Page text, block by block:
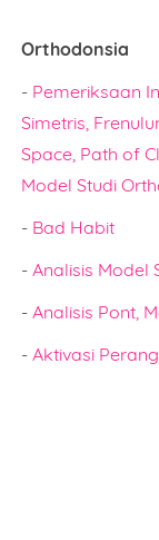
Orthodonsia
- Pemeriksaan
Simetris,
Space, Path of
Model Studi
- Bad Habit
-Analisis Model
-Analisis Pont,
-Aktivasi